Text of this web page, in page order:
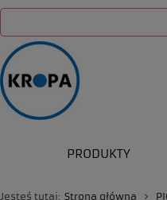
PRODUKTY
Jesteś tutaj: Strona główna